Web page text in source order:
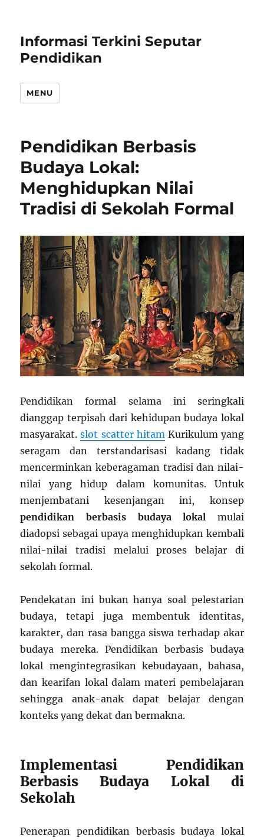
Informasi Terkini Seputar
Pendidikan
MENU
Pendidikan Berbasis
Budaya Lokal:
Menghidupkan Nilai
Tradisi di Sekolah Formal
Pendidikan formal selama ini seringkali
dianggap terpisah dari kehidupan budaya lokal
masyarakat.slot scatter hitam Kurikulum yang
seragam dan terstandarisasi kadang tidak
mencerminkan keberagaman tradisi dan nilai-
nilai yang hidup dalam komunitas. Untuk
menjembatani kesenjangan ini, konsep
pendidikan berbasis budaya lokal mulai
diadopsi sebagai upaya menghidupkan kembali
nilai-nilai tradisi melalui proses belajar di
sekolah formal.
Pendekatan ini bukan hanya soal pelestarian
budaya, tetapi juga membentuk identitas,
karakter, dan rasa bangga siswa terhadap akar
budaya mereka. Pendidikan berbasis budaya
lokal mengintegrasikan kebudayaan, bahasa,
dan kearifan lokal dalam materi pembelajaran
sehingga anak-anak dapat belajar dengan
konteks yang dekat dan bermakna.
Implementasi Pendidikan
Berbasis Budaya Lokal di
Sekolah
Penerapan pendidikan berbasis budaya lokal